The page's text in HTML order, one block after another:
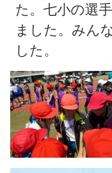
た。七小の選
ました。みん
した。